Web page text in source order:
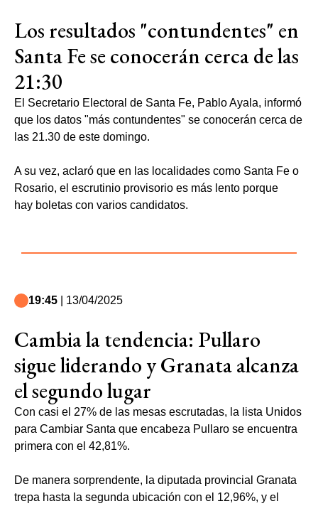
Los resultados "contundentes" en
Santa Fe se conocerán cerca de las
21:30
El Secretario Electoral de Santa Fe, Pablo Ayala, informó
que los datos "más contundentes" se conocerán cerca de
las 21.30 de este domingo.
A su vez, aclaró que en las localidades como Santa Fe o
Rosario, el escrutinio provisorio es más lento porque
hay boletas con varios candidatos.
19:45 | 13/04/2025
Cambia la tendencia: Pullaro
sigue liderando y Granata alcanza
el segundo lugar
Con casi el 27% de las mesas escrutadas, la lista Unidos
para Cambiar Santa que encabeza Pullaro se encuentra
primera con el 42,81%.
De manera sorprendente, la diputada provincial Granata
trepa hasta la segunda ubicación con el 12,96%, y el